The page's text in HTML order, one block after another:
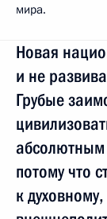
мира.
Новая
и не
Грубые
потому что
к